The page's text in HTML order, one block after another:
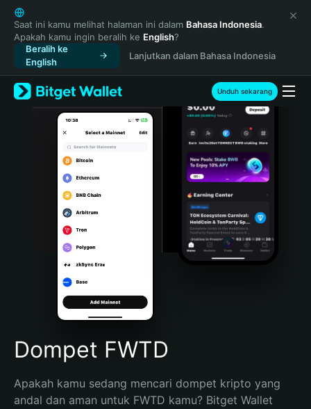
English
日本語
Tiếng Việt
Русский
Español (Latinoamérica)
Türkçe
Italiano
Português (Portugal)
Bahasa Indonesia
Português (Brasil)
Español (Argentina)
Saat ini kamu melihat halaman ini dalam Bahasa Indonesia.
Apakah kamu ingin beralih ke English?
Beralih ke
English
Lanjutkan dalam Bahasa Indonesia
Unduh sekarang
Dompet FWTD
Apakah kamu sedang mencari dompet kripto yang
andal dan aman untuk FWTD kamu? Bitget Wallet